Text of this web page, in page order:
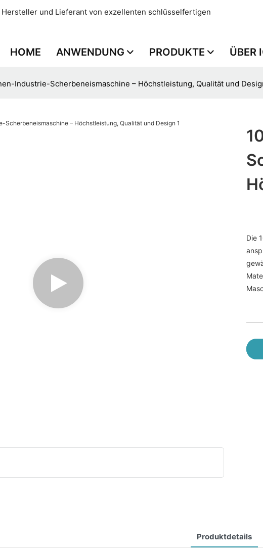
und Lieferant von exzellenten schlüsselfertigen
HOME ANWENDUNG PRODUKTE ÜBER
Industrie-Scherbeneismaschine – Höchstleistung, Qualität und
Die
Produktdetails